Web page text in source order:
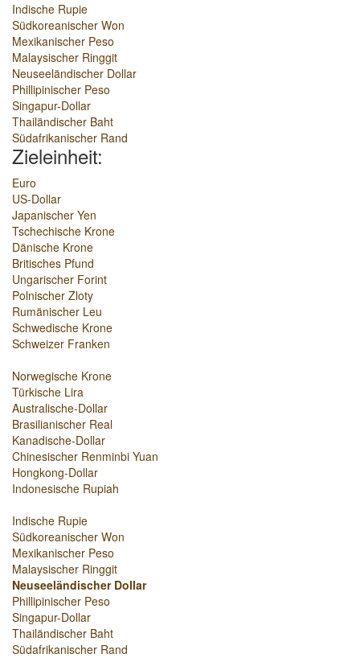
Indische Rupie
Südkoreanischer Won
Mexikanischer Peso
Malaysischer Ringgit
Neuseeländischer Dollar
Phillipinischer Peso
Singapur-Dollar
Thailändischer Baht
Südafrikanischer Rand
Zieleinheit:
Euro
US-Dollar
Japanischer Yen
Tschechische Krone
Dänische Krone
Britisches Pfund
Ungarischer Forint
Polnischer Zloty
Rumänischer Leu
Schwedische Krone
Schweizer Franken
Norwegische Krone
Türkische Lira
Australische-Dollar
Brasilianischer Real
Kanadische-Dollar
Chinesischer Renminbi Yuan
Hongkong-Dollar
Indonesische Rupiah
Indische Rupie
Südkoreanischer Won
Mexikanischer Peso
Malaysischer Ringgit
Neuseeländischer Dollar
Phillipinischer Peso
Singapur-Dollar
Thailändischer Baht
Südafrikanischer Rand